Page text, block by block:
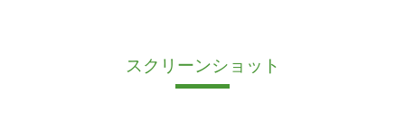
スクリーンショット